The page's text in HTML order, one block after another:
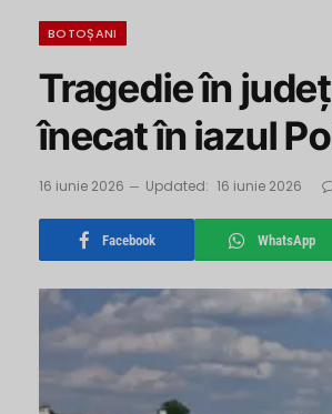
BOTOȘANI
Tragedie în
înecat în iazul
16 iunie 2026 Updated: 16 iunie 2026
Facebook WhatsApp